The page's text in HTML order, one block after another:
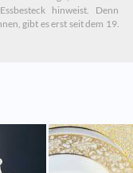
hinweist. Denn
gibt es erst seit dem 19.